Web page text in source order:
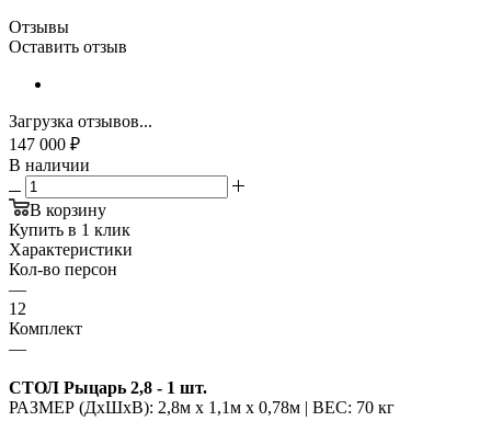
Отзывы
Оставить отзыв
Загрузка отзывов...
147 000 ₽
В наличии
В корзину
Купить в 1 клик
Характеристики
Кол-во персон
—
12
Комплект
—
СТОЛ Рыцарь 2,8 - 1 шт.
РАЗМЕР (ДхШхВ): 2,8м х 1,1м х 0,78м | ВЕС: 70 кг